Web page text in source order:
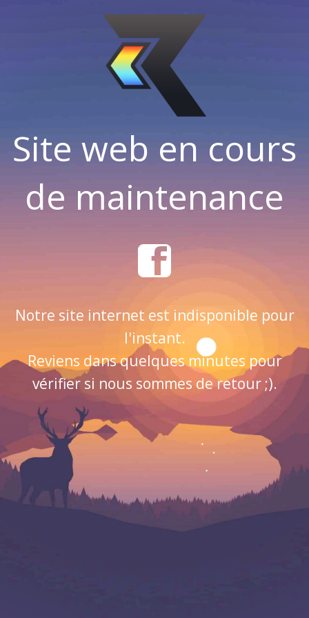
Site web en cours
de maintenance
Notre site internet est indisponible pour
l'instant.
Reviens dans quelques minutes pour
vérifier si nous sommes de retour ;).